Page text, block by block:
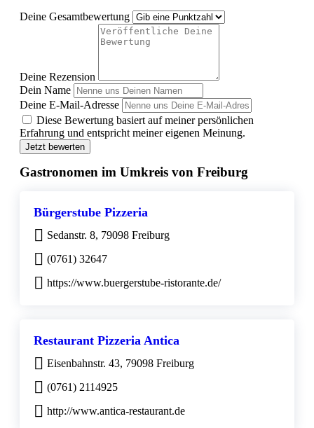
Deine Gesamtbewertung
Deine Rezension
Dein Name
Deine E-Mail-Adresse
Diese Bewertung basiert auf meiner persönlichen
Erfahrung und entspricht meiner eigenen Meinung.
Jetzt bewerten
Gastronomen im Umkreis von Freiburg
Bürgerstube Pizzeria
Sedanstr. 8, 79098 Freiburg
(0761) 32647
https://www.buergerstube-ristorante.de/
Restaurant Pizzeria Antica
Eisenbahnstr. 43, 79098 Freiburg
(0761) 2114925
http://www.antica-restaurant.de